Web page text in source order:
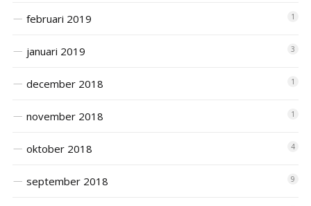
februari 2019 1
januari 2019 3
december 2018 1
november 2018 1
oktober 2018 4
september 2018 9